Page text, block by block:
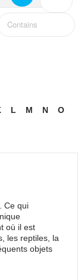
L M N O
Ce qui
où il est
les reptiles, la
objets